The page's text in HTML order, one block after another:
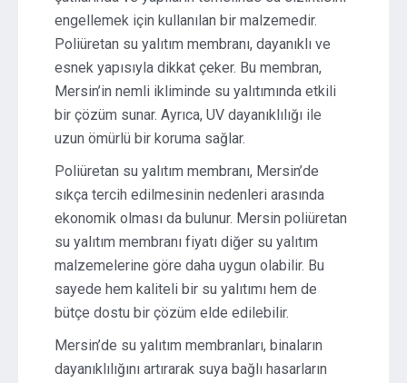
engellemek için kullanılan bir malzemedir.
Poliüretan su yalıtım membranı, dayanıklı ve
esnek yapısıyla dikkat çeker. Bu membran,
Mersin’in nemli ikliminde su yalıtımında etkili
bir çözüm sunar. Ayrıca, UV dayanıklılığı ile
uzun ömürlü bir koruma sağlar.
Poliüretan su yalıtım membranı, Mersin’de
sıkça tercih edilmesinin nedenleri arasında
ekonomik olması da bulunur. Mersin poliüretan
su yalıtım membranı fiyatı diğer su yalıtım
malzemelerine göre daha uygun olabilir. Bu
sayede hem kaliteli bir su yalıtımı hem de
bütçe dostu bir çözüm elde edilebilir.
Mersin’de su yalıtım membranları, binaların
dayanıklılığını artırarak suya bağlı hasarların